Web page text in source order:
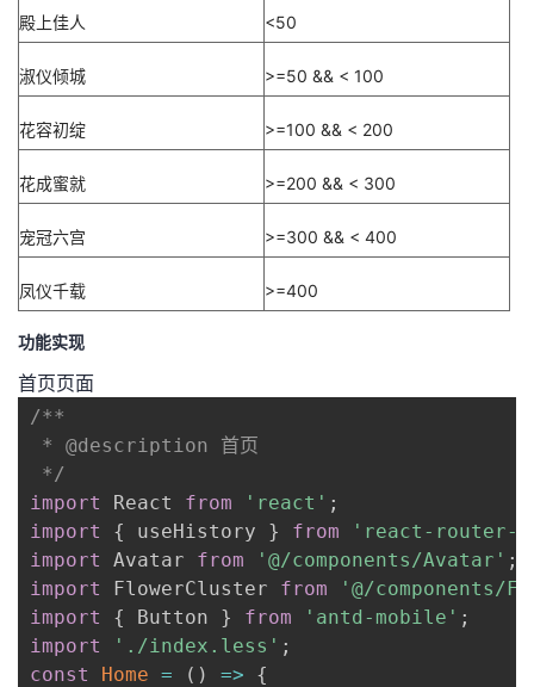
殿上佳人 <50
淑仪倾城 >=50 && < 100
花容初绽 >=100 && < 200
花成蜜就 >=200 && < 300
宠冠六宫 >=300 && < 400
凤仪千载 >=400
功能实现
首页页面
/**
* @description 首页
*/
import
React from 'react' ;
import
{ useHistory } from
'react-router-
import
Avatar from '@/components/Avatar' ;
import
FlowerCluster from
'@/components/
import
{ Button } from 'antd-mobile' ;
import
'./index.less' ;
const
Home = ( ) =>
{